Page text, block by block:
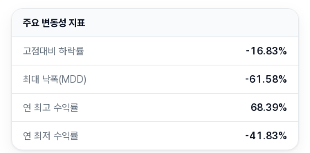
주요 변동성 지표
고점대비 하락률 -16.83%
최대 낙폭(MDD) -61.58%
연 최고 수익률 68.39%
연 최저 수익률 -41.83%